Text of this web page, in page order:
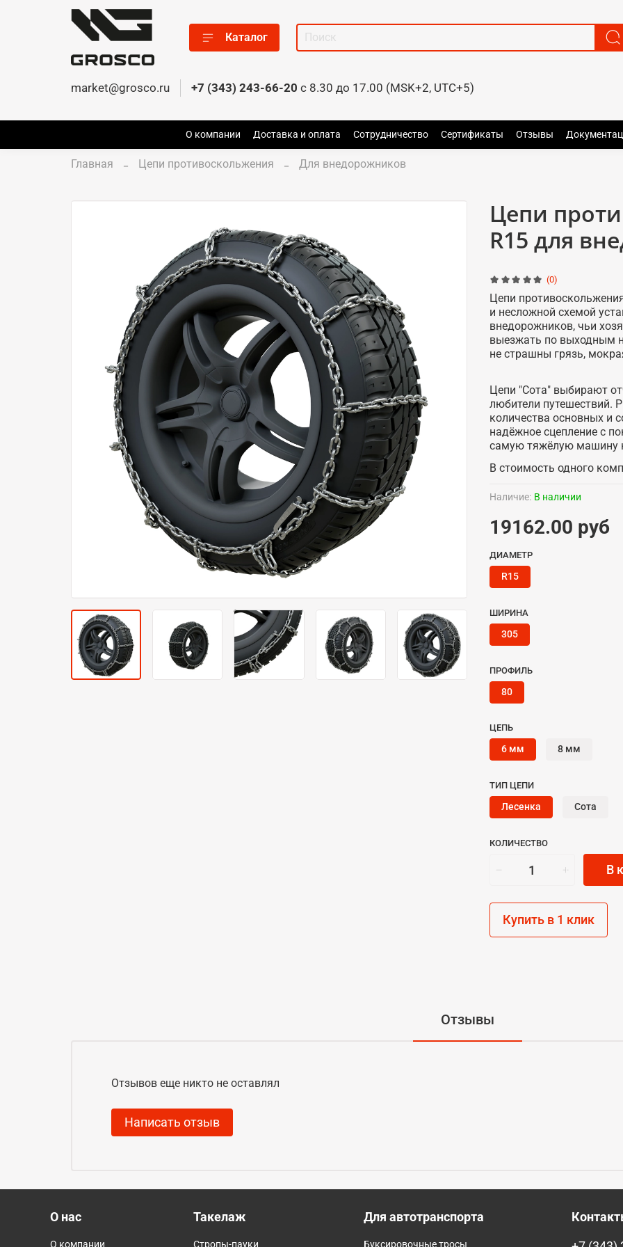
Каталог
market@grosco.ru +7 (343) 243-66-20 c 8.30 до 17.00 (MSK+2, UTC+5)
О компании Доставка и оплата Сотрудничество Сертификаты Отзывы
Главная Цепи противоскольжения Для внедорожников
(0)
Наличие: В наличии
Цепи
R15 для
19162.00 руб
КОЛИЧЕСТВО
В
Купить в 1 клик
ДИАМЕТР
R15
ШИРИНА
305
ПРОФИЛЬ
80
ЦЕПЬ
6 мм 8 мм
ТИП ЦЕПИ
Лесенка Сота
Цепи
и несложной схемой
внедорожников, чьи
выезжать по выходным
не страшны грязь,
Цепи "Сота" выбирают
любители путешествий.
количества основных и
надёжное сцепление с
самую тяжёлую машину
В стоимость одного
Отзывы
Отзывов еще никто не оставлял
Написать отзыв
О нас Такелаж Для автотранспорта